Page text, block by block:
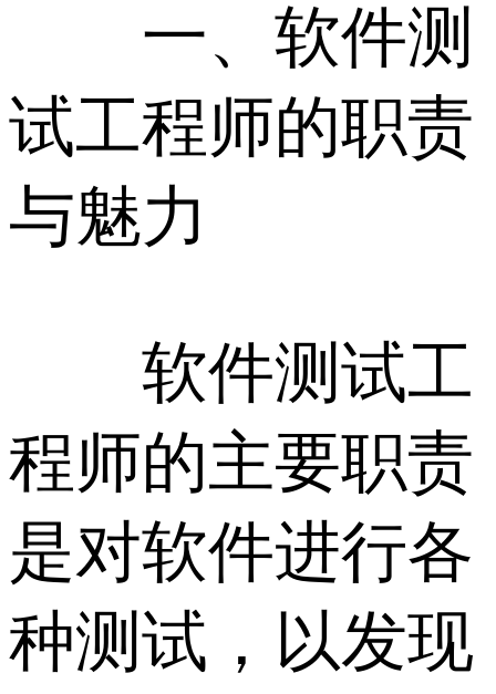
一、软件测
试工程师的职责
与魅力
软件测试工
程师的主要职责
是对软件进行各
种测试，以发现